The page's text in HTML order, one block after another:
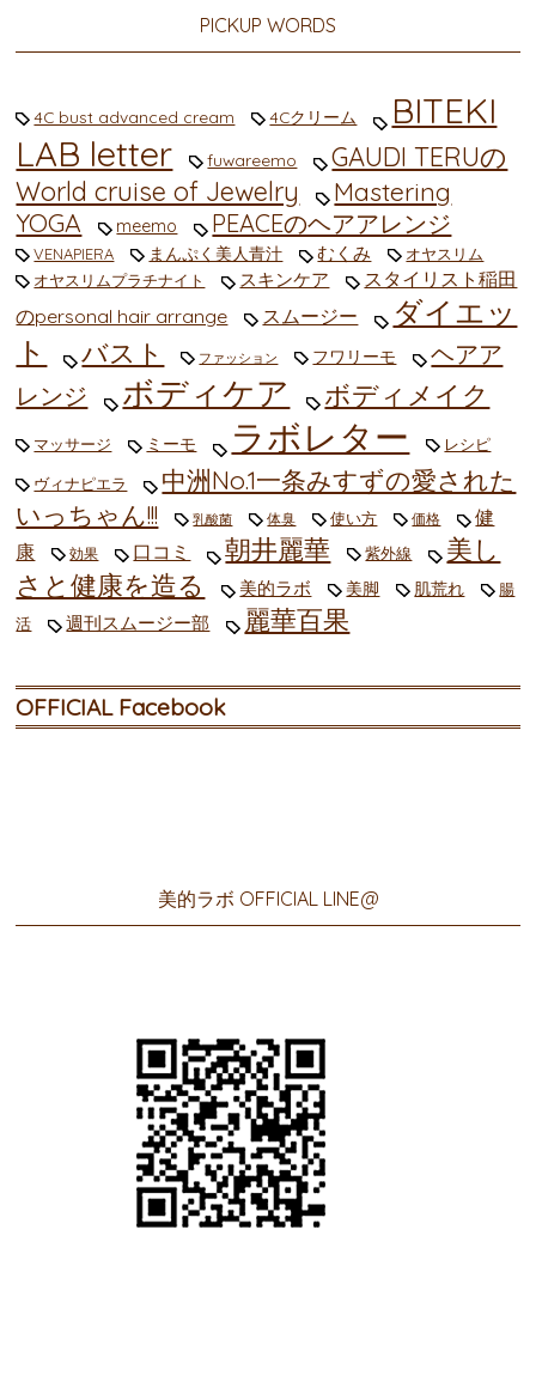
PICKUP WORDS
4C bust advanced cream 4Cクリーム
BITEKI
LAB letter
fuwareemo
GAUDI TERUの
World cruise of Jewelry
Mastering
YOGA
meemo PEACEのヘアアレンジ
VENAPIERA まんぷく美人青汁 むくみ
オヤスリム
オヤスリムプラチナイト
スキンケア
スタイリスト稲田
のpersonal hair arrange
スムージー
ダイエッ
ト
バスト ファッション フワリーモ
ヘアア
レンジ
ボディケア ボディメイク
マッサージ ミーモ ラボレター レシピ
ヴィナピエラ
中洲No.1一条みすずの愛された
いっちゃん!!!
乳酸菌 体臭 使い方 価格
健
康
効果 口コミ 朝井麗華 紫外線
美し
さと健康を造る
美的ラボ 美脚 肌荒れ
腸
活
週刊スムージー部 麗華百果
OFFICIAL Facebook
美的ラボ OFFICIAL LINE@